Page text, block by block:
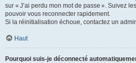
sur « J’ai perdu mon mot de passe ». Suivez
pouvoir vous reconnecter rapidement.
Si la réinitialisation échoue, contactez un
Haut
Pourquoi suis-je déconnecté